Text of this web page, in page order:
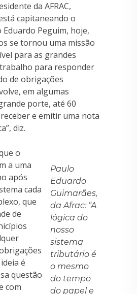
da AFRAC,
capitaneando o
Peguim, hoje,
se tornou uma missão
para as grandes
trabalho para responder
de obrigações
em algumas
porte, até 60
e emitir uma nota
diz.
Paulo
Eduardo
Guimarães,
da Afrac: “A
lógica do
nosso
sistema
tributário é
o mesmo
do tempo
do papel e
o
a uma
após
cada
que
de
é
questão
com